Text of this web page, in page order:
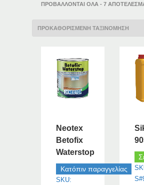
ΠΡΟΒΆΛΛΟΝΤΑΙ ΌΛΑ - 7
Neotex
Betofix
Waterstop
Κατόπιν παραγγελίας
SKU: